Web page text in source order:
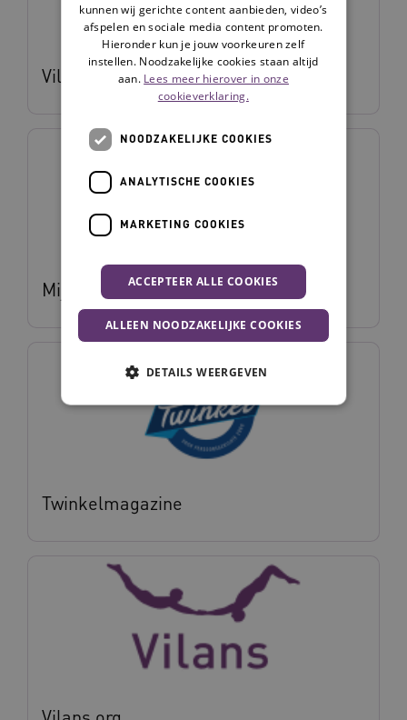
Vilans Hulpmiddelenwijzer
Mijn Vilans Protocollen
Twinkelmagazine
kunnen wij gerichte content aanbieden, video’s
afspelen en sociale media content promoten.
Hieronder kun je jouw voorkeuren zelf
instellen. Noodzakelijke cookies staan altijd
aan. Lees meer hierover in onze
cookieverklaring.
NOODZAKELIJKE COOKIES
ANALYTISCHE COOKIES
MARKETING COOKIES
ACCEPTEER ALLE COOKIES
ALLEEN NOODZAKELIJKE COOKIES
DETAILS WEERGEVEN
Noodzakelijke cookies
Analytische cookies
Deze functionele en technische cookies zorgen
ervoor dat de website werkt. Deze cookies
Naam
Provider
__Secure-ROLLOUT_TOKEN
.youtube.com
UMB_SESSION